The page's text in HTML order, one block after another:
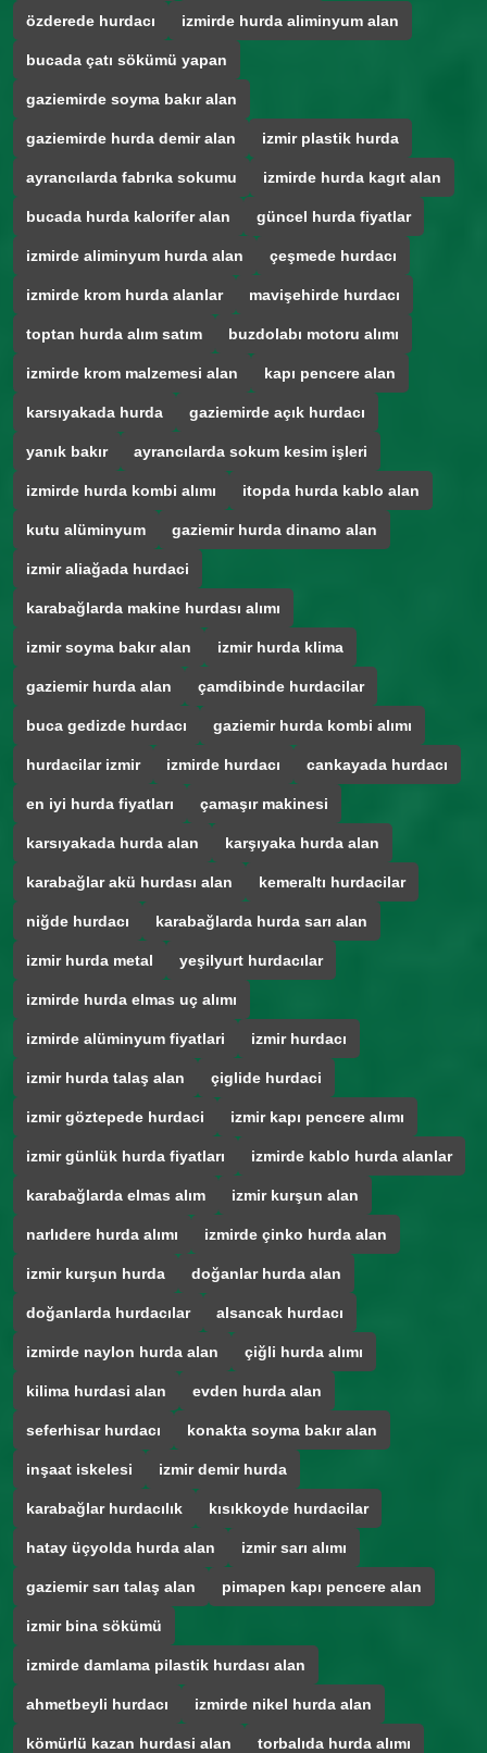
özderede hurdacı izmirde hurda aliminyum alan
bucada çatı sökümü yapan
gaziemirde soyma bakır alan
gaziemirde hurda demir alan izmir plastik hurda
ayrancılarda fabrıka sokumu izmirde hurda kagıt alan
bucada hurda kalorifer alan güncel hurda fiyatlar
izmirde aliminyum hurda alan çeşmede hurdacı
izmirde krom hurda alanlar mavişehirde hurdacı
toptan hurda alım satım buzdolabı motoru alımı
izmirde krom malzemesi alan kapı pencere alan
karsıyakada hurda gaziemirde açık hurdacı
yanık bakır ayrancılarda sokum kesim işleri
izmirde hurda kombi alımı itopda hurda kablo alan
kutu alüminyum gaziemir hurda dinamo alan
izmir aliağada hurdaci
karabağlarda makine hurdası alımı
izmir soyma bakır alan izmir hurda klima
gaziemir hurda alan çamdibinde hurdacilar
buca gedizde hurdacı gaziemir hurda kombi alımı
hurdacilar izmir izmirde hurdacı cankayada hurdacı
en iyi hurda fiyatları çamaşır makinesi
karsıyakada hurda alan karşıyaka hurda alan
karabağlar akü hurdası alan kemeraltı hurdacilar
niğde hurdacı karabağlarda hurda sarı alan
izmir hurda metal yeşilyurt hurdacılar
izmirde hurda elmas uç alımı
izmirde alüminyum fiyatlari izmir hurdacı
izmir hurda talaş alan çiglide hurdaci
izmir göztepede hurdaci izmir kapı pencere alımı
izmir günlük hurda fiyatları izmirde kablo hurda alanlar
karabağlarda elmas alım izmir kurşun alan
narlıdere hurda alımı izmirde çinko hurda alan
izmir kurşun hurda doğanlar hurda alan
doğanlarda hurdacılar alsancak hurdacı
izmirde naylon hurda alan çiğli hurda alımı
kilima hurdasi alan evden hurda alan
seferhisar hurdacı konakta soyma bakır alan
inşaat iskelesi izmir demir hurda
karabağlar hurdacılık kısıkkoyde hurdacilar
hatay üçyolda hurda alan izmir sarı alımı
gaziemir sarı talaş alan pimapen kapı pencere alan
izmir bina sökümü
izmirde damlama pilastik hurdası alan
ahmetbeyli hurdacı izmirde nikel hurda alan
kömürlü kazan hurdasi alan torbalıda hurda alımı